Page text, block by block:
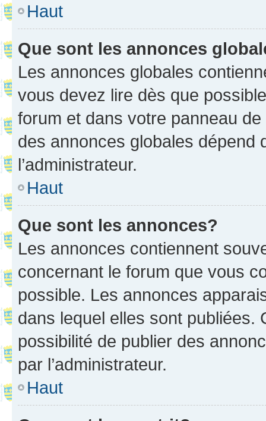
Haut
Que sont les annonces
Les annonces globales
vous devez lire dès que
forum et dans votre panneau
des annonces globales dépend
l’administrateur.
Haut
Que sont les annonces?
Les annonces contiennent
concernant le forum que vous
possible. Les annonces
dans lequel elles sont publiées.
possibilité de publier des
par l’administrateur.
Haut